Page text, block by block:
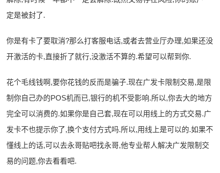
定是被封了.
你是有卡了要取消?那么打客服电话,或者去营业厅办理,如果还没
开激活的卡,直接折了就行,没激活不算的.希望可以帮到你.
花个毛线钱啊,要你花钱的反而是骗子.现在广发卡限制交易,是限
制你自己办的POS机而已,银行的机不受影响.所以,你去大的地方
完全可以消费的.如果你是自己套,现在可以用线上的方式交易.广
发卡不也提示你了,换个支付方式吗.所以,用线上是可以的.如果不
懂线上的话,可以去永哥贴吧找永哥,他专业帮人解决广发限制交
易的问题,你去看看吧.